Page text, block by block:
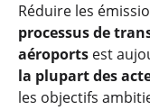
Réduire les
processus de
aéroports est
la plupart des
les objectifs